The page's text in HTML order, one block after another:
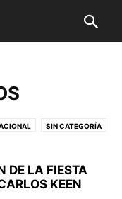
SIN CATEGORÍA
DE LA FIESTA
KEEN